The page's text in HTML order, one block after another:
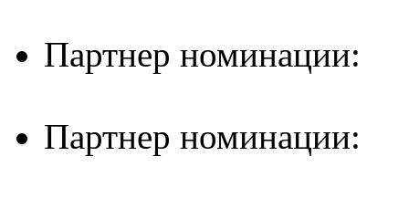
Партнер номинации:
Партнер номинации: